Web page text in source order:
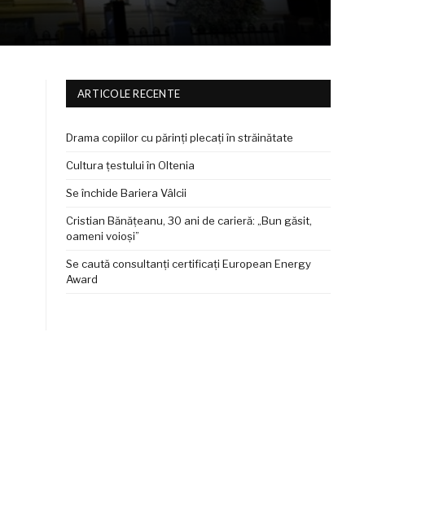
ARTICOLE RECENTE
Drama copiilor cu părinți plecați în străinătate
Cultura țestului în Oltenia
Se închide Bariera Vâlcii
Cristian Bănățeanu, 30 ani de carieră: „Bun găsit,
oameni voioși”
Se caută consultanți certificați European Energy
Award